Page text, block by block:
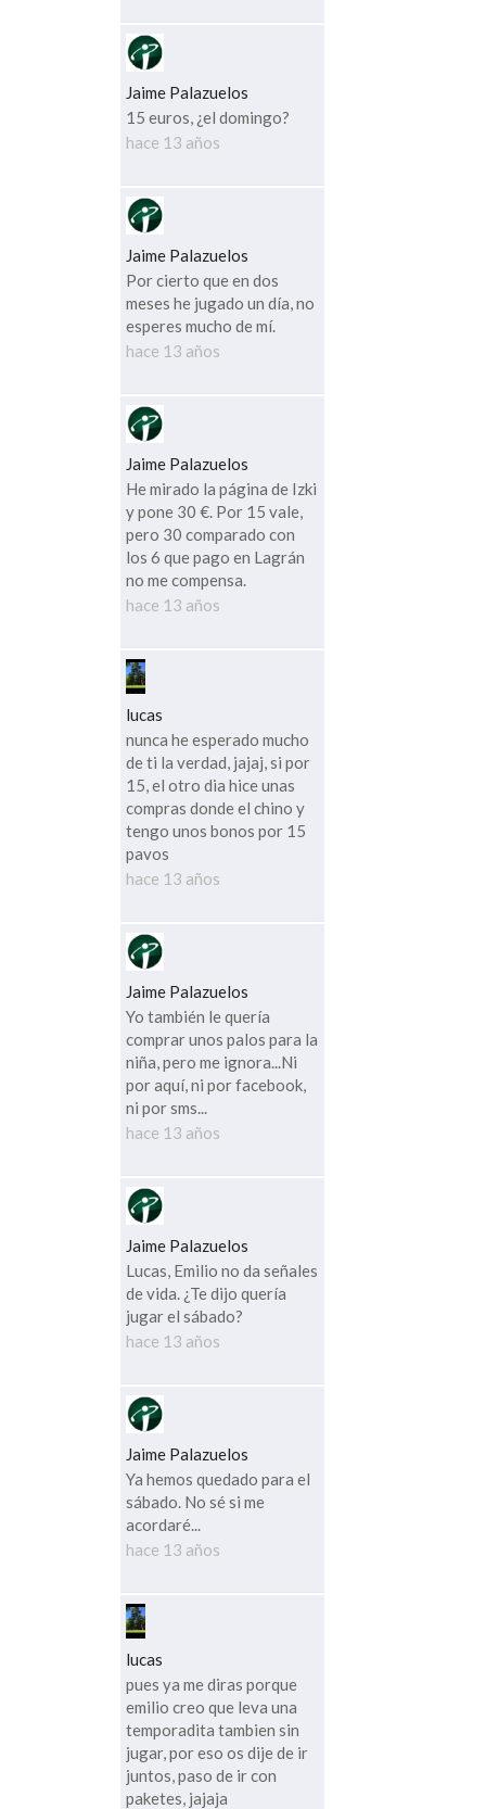
Jaime Palazuelos
15 euros, ¿el domingo?
hace 13 años
Jaime Palazuelos
Por cierto que en dos
meses he jugado un día, no
esperes mucho de mí.
hace 13 años
Jaime Palazuelos
He mirado la página de Izki
y pone 30 €. Por 15 vale,
pero 30 comparado con
los 6 que pago en Lagrán
no me compensa.
hace 13 años
lucas
nunca he esperado mucho
de ti la verdad, jajaj, si por
15, el otro dia hice unas
compras donde el chino y
tengo unos bonos por 15
pavos
hace 13 años
Jaime Palazuelos
Yo también le quería
comprar unos palos para la
niña, pero me ignora...Ni
por aquí, ni por facebook,
ni por sms...
hace 13 años
Jaime Palazuelos
Lucas, Emilio no da señales
de vida. ¿Te dijo quería
jugar el sábado?
hace 13 años
Jaime Palazuelos
Ya hemos quedado para el
sábado. No sé si me
acordaré...
hace 13 años
lucas
pues ya me diras porque
emilio creo que leva una
temporadita tambien sin
jugar, por eso os dije de ir
juntos, paso de ir con
paketes, jajaja